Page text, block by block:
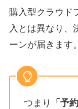
購入型クラウド
入とは異なり、
ーンが届きます。
つまり
「予